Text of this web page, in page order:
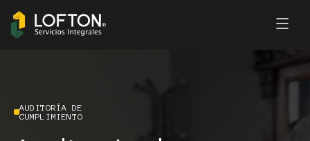
AUDITORÍA DE
CUMPLIMIENTO